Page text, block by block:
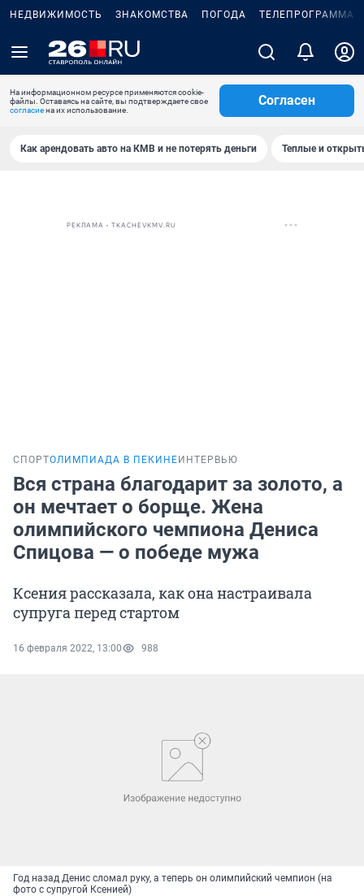
НЕДВИЖИМОСТЬ ЗНАКОМСТВА ПОГОДА ТЕЛЕПРОГРАММА
На информационном ресурсе применяются cookie-
файлы. Оставаясь на сайте, вы подтверждаете свое
согласиена их использование.
Согласен
Как арендовать авто на КМВ и не потерять деньги Теплые и
РЕКЛАМА • TKACHEVKMV.RU
СПОРТОЛИМПИАДА В ПЕКИНЕ ИНТЕРВЬЮ
Вся страна благодарит за золото, а
он мечтает о борще. Жена
олимпийского чемпиона Дениса
Спицова — о победе мужа
Ксения рассказала, как она настраивала
супруга перед стартом
16 февраля 2022, 13:00 988
Год назад Денис сломал руку, а теперь он олимпийский чемпион (на
фото с супругой Ксенией)